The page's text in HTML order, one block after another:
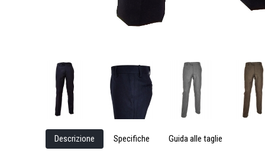
Descrizione Specifiche Guida alle taglie